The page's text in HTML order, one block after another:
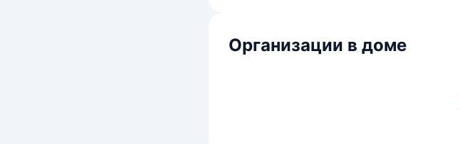
Организации в доме